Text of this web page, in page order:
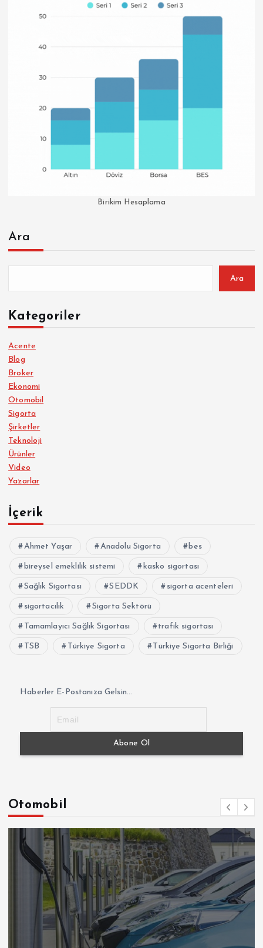
Birikim Hesaplama
Ara
Ara
Kategoriler
Acente
Blog
Broker
Ekonomi
Otomobil
Sigorta
Şirketler
Teknoloji
Ürünler
Video
Yazarlar
İçerik
Ahmet Yaşar Anadolu Sigorta bes
bireysel emeklilik sistemi kasko sigortası
Sağlık Sigortası SEDDK sigorta acenteleri
sigortacılık Sigorta Sektörü
Tamamlayıcı Sağlık Sigortası trafik sigortası
TSB Türkiye Sigorta Türkiye Sigorta Birliği
Haberler E-Postanıza Gelsin...
Otomobil